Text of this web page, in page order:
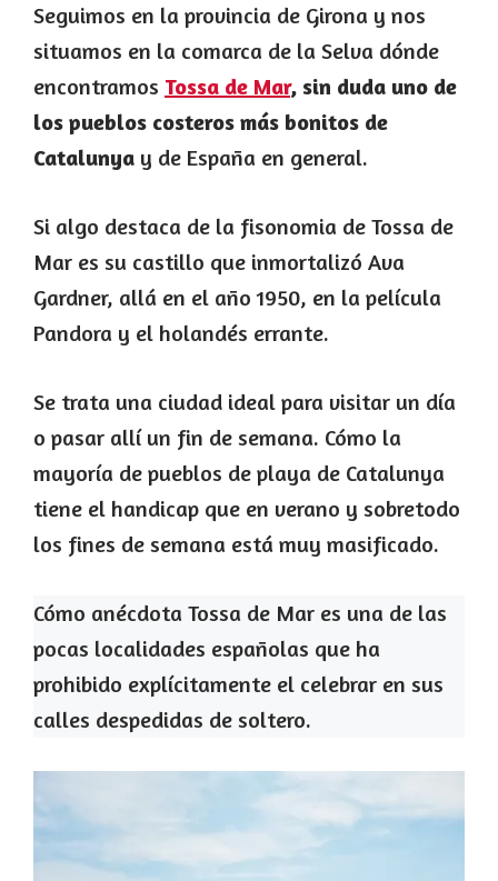
Seguimos en la provincia de Girona y nos
situamos en la comarca de la Selva dónde
encontramos Tossa de Mar, sin duda uno de
los pueblos costeros más bonitos de
Catalunya y de España en general.
Si algo destaca de la fisonomia de Tossa de
Mar es su castillo que inmortalizó Ava
Gardner, allá en el año 1950, en la película
Pandora y el holandés errante.
Se trata una ciudad ideal para visitar un día
o pasar allí un fin de semana. Cómo la
mayoría de pueblos de playa de Catalunya
tiene el handicap que en verano y sobretodo
los fines de semana está muy masificado.
Cómo anécdota Tossa de Mar es una de las
pocas localidades españolas que ha
prohibido explícitamente el celebrar en sus
calles despedidas de soltero.